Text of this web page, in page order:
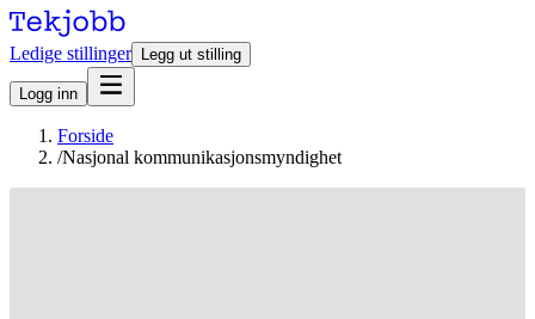
Ledige stillinger Legg ut stilling
Logg inn
Forside
/Nasjonal kommunikasjonsmyndighet